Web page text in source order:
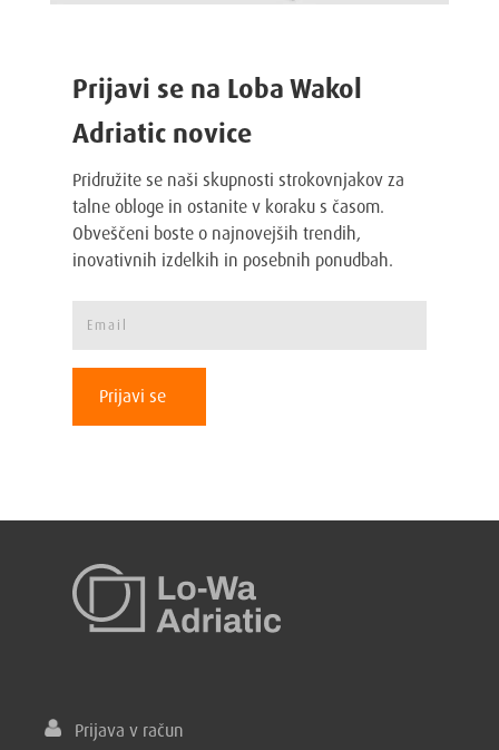
Prijavi se na Loba Wakol
Adriatic novice
Pridružite se naši skupnosti strokovnjakov za
talne obloge in ostanite v koraku s časom.
Obveščeni boste o najnovejših trendih,
inovativnih izdelkih in posebnih ponudbah.
Prijavi se
Prijava v račun